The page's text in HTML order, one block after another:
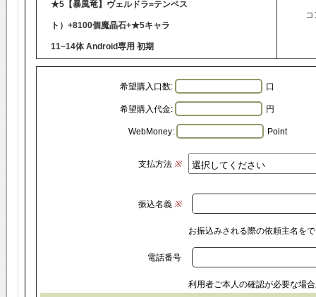
★5【暴風竜】ヴェルドラ=テンペス
ト）+8100個魔晶石+★5キャラ
11~14体 Android専用 初期
コ
希望購入口数: 口
希望購入代金: 円
WebMoney: Point
支払方法※
振込名義※
お振込みされる際の依頼主名を
電話番号
利用者ご本人の確認が必要な場